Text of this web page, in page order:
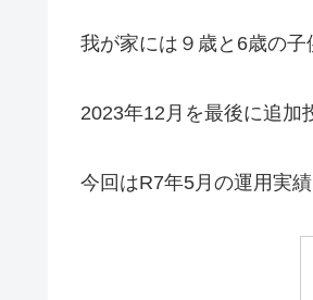
我が家には９歳と6歳の子
2023年12月を最後に追加
今回はR7年5月の運用実績